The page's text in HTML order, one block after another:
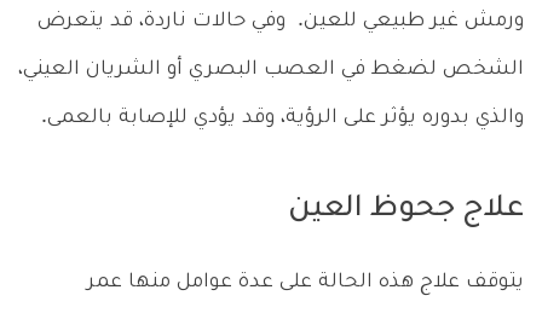
ورمش غير طبيعي للعين. وفي حالات ناردة، قد يتعرض
الشخص لضغط في العصب البصري أو الشريان العيني،
والذي بدوره يؤثر على الرؤية، وقد يؤدي للإصابة بالعمى.
علاج جحوظ العين
يتوقف علاج هذه الحالة على عدة عوامل منها عمر